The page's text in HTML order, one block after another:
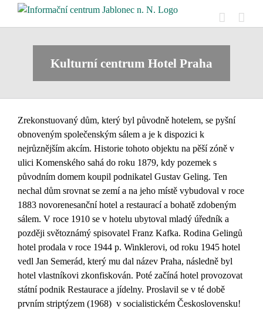
Přeskočit
Kulturní centrum Hotel Praha
Zrekonstuovaný dům, který byl původně hotelem, se pyšní
obnoveným společenským sálem a je k dispozici k
nejrůznějším akcím. Historie tohoto objektu na pěší zóně v
ulici Komenského sahá do roku 1879, kdy pozemek s
původním domem koupil podnikatel Gustav Geling. Ten
nechal dům srovnat se zemí a na jeho místě vybudoval v roce
1883 novorenesanční hotel a restaurací a bohatě zdobeným
sálem. V roce 1910 se v hotelu ubytoval mladý úředník a
později světoznámý spisovatel Franz Kafka. Rodina Gelingů
hotel prodala v roce 1944 p. Winklerovi, od roku 1945 hotel
vedl Jan Semerád, který mu dal název Praha, následně byl
hotel vlastníkovi zkonfiskován. Poté začíná hotel provozovat
státní podnik Restaurace a jídelny. Proslavil se v té době
prvním striptýzem (1968) v socialistickém Československu!